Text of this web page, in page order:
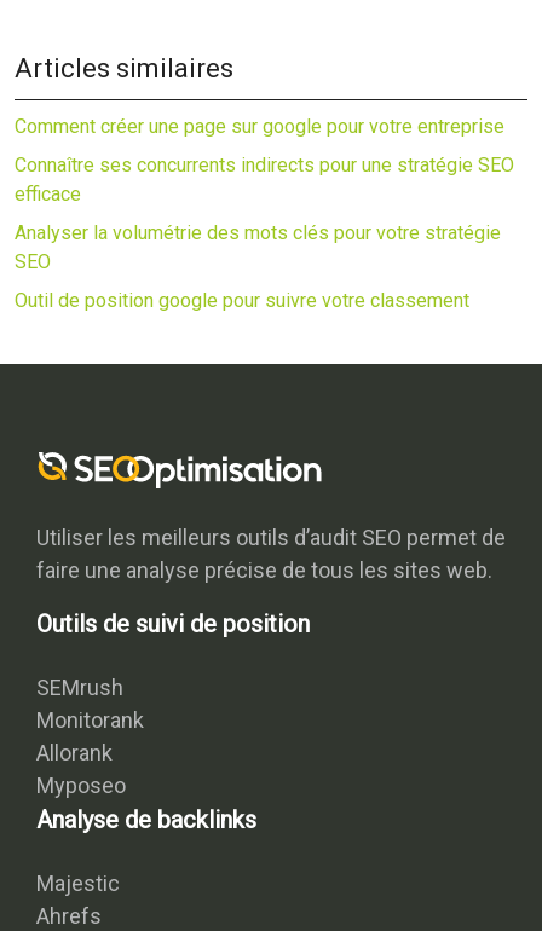
Articles similaires
Comment créer une page sur google pour votre entreprise
Connaître ses concurrents indirects pour une stratégie SEO
efficace
Analyser la volumétrie des mots clés pour votre stratégie
SEO
Outil de position google pour suivre votre classement
Utiliser les meilleurs outils d’audit SEO permet de
faire une analyse précise de tous les sites web.
Outils de suivi de position
SEMrush
Monitorank
Allorank
Myposeo
Analyse de backlinks
Majestic
Ahrefs